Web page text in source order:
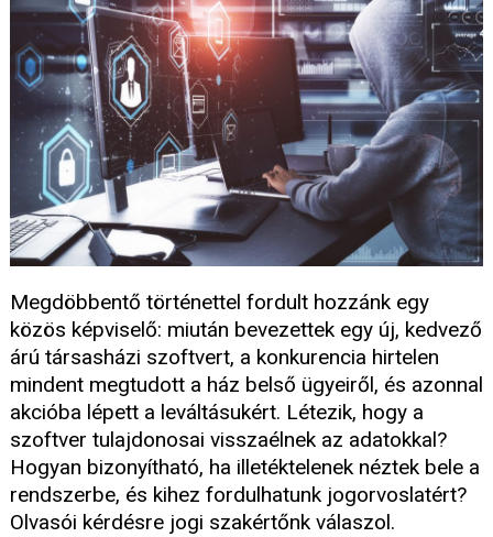
Megdöbbentő történettel fordult hozzánk egy
közös képviselő: miután bevezettek egy új, kedvező
árú társasházi szoftvert, a konkurencia hirtelen
mindent megtudott a ház belső ügyeiről, és azonnal
akcióba lépett a leváltásukért. Létezik, hogy a
szoftver tulajdonosai visszaélnek az adatokkal?
Hogyan bizonyítható, ha illetéktelenek néztek bele a
rendszerbe, és kihez fordulhatunk jogorvoslatért?
Olvasói kérdésre jogi szakértőnk válaszol.